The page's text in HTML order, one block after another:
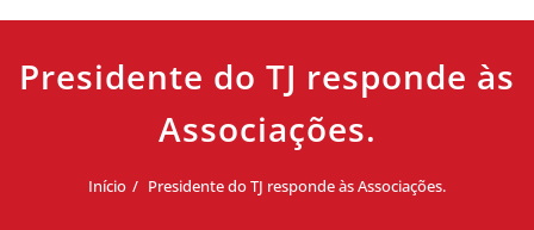
Presidente do TJ responde às
Associações.
Início Presidente do TJ responde às Associações.